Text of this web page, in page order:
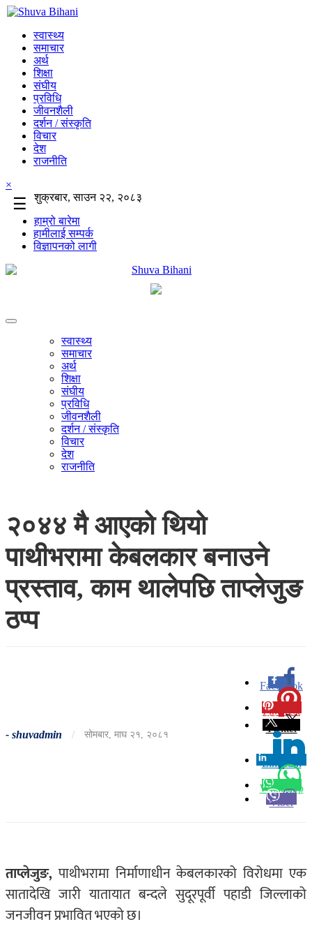
स्वास्थ्य
समाचार
अर्थ
शिक्षा
संघीय
प्रविधि
जीवनशैली
दर्शन / संस्कृति
विचार
देश
राजनीति
×
☰
शुक्रबार, साउन २२, २०८३
हाम्रो बारेमा
हामीलाई सम्पर्क
विज्ञापनको लागी
स्वास्थ्य
समाचार
अर्थ
शिक्षा
संघीय
प्रविधि
जीवनशैली
दर्शन / संस्कृति
विचार
देश
राजनीति
२०४४ मै आएको थियो
पाथीभरामा केबलकार बनाउने
प्रस्ताव, काम थालेपछि ताप्लेजुङ
ठप्प
- shuvadmin / सोमबार, माघ २१, २०८१
Facebook
0
Pinterest
Twitter
Linkedin
0
Whatsapp
Viber
ताप्लेजुङ, पाथीभरामा निर्माणाधीन केबलकारको विरोधमा एक
सातादेखि जारी यातायात बन्दले सुदूरपूर्वी पहाडी जिल्लाको
जनजीवन प्रभावित भएको छ।